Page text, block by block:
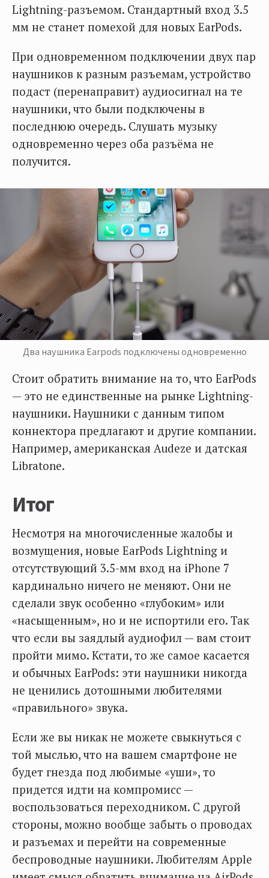
Lightning-разъемом. Стандартный вход 3.5
мм не станет помехой для новых EarPods.
При одновременном подключении двух пар
наушников к разным разъемам, устройство
подаст (перенаправит) аудиосигнал на те
наушники, что были подключены в
последнюю очередь. Слушать музыку
одновременно через оба разъёма не
получится.
Два наушника Earpods подключены одновременно
Стоит обратить внимание на то, что EarPods
— это не единственные на рынке Lightning-
наушники. Наушники с данным типом
коннектора предлагают и другие компании.
Например, американская Audeze и датская
Libratone.
Итог
Несмотря на многочисленные жалобы и
возмущения, новые EarPods Lightning и
отсутствующий 3.5-мм вход на iPhone 7
кардинально ничего не меняют. Они не
сделали звук особенно «глубоким» или
«насыщенным», но и не испортили его. Так
что если вы заядлый аудиофил — вам стоит
пройти мимо. Кстати, то же самое касается
и обычных EarPods: эти наушники никогда
не ценились дотошными любителями
«правильного» звука.
Если же вы никак не можете свыкнуться с
той мыслью, что на вашем смартфоне не
будет гнезда под любимые «уши», то
придется идти на компромисс —
воспользоваться переходником. С другой
стороны, можно вообще забыть о проводах
и разъемах и перейти на современные
беспроводные наушники. Любителям Apple